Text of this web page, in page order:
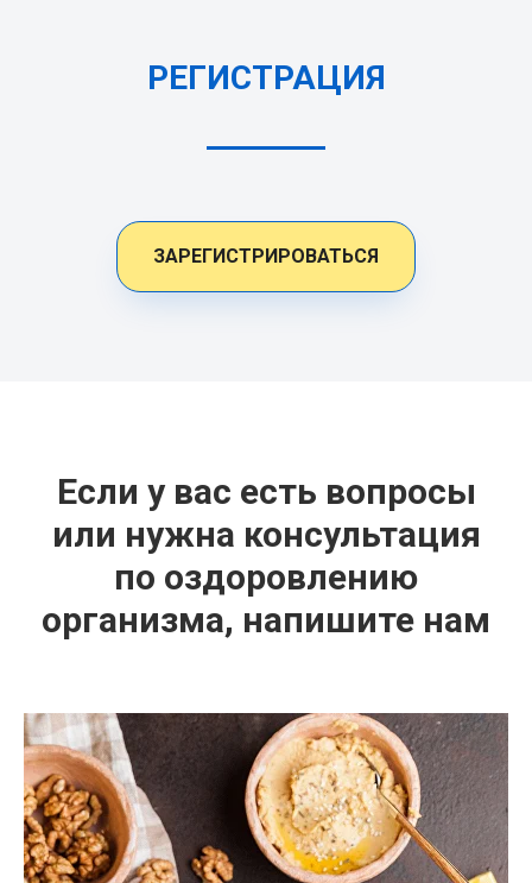
РЕГИСТРАЦИЯ
ЗАРЕГИСТРИРОВАТЬСЯ
Если у вас есть вопросы
или нужна консультация
по оздоровлению
организма, напишите нам